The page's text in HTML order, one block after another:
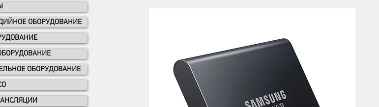
ОБОРУДОВАНИЕ
ОБОРУДОВАНИЕ